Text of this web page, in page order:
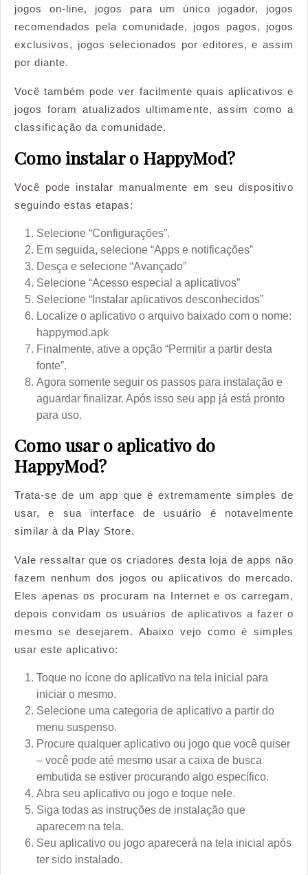
jogos on-line, jogos para um único jogador, jogos
recomendados pela comunidade, jogos pagos, jogos
exclusivos, jogos selecionados por editores, e assim
por diante.
Você também pode ver facilmente quais aplicativos e
jogos foram atualizados ultimamente, assim como a
classificação da comunidade.
Como instalar o HappyMod?
Você pode instalar manualmente em seu dispositivo
seguindo estas etapas:
Selecione “Configurações”.
Em seguida, selecione “Apps e notificações”
Desça e selecione “Avançado”
Selecione “Acesso especial a aplicativos”
Selecione “Instalar aplicativos desconhecidos”
Localize o aplicativo o arquivo baixado com o nome:
happymod.apk
Finalmente, ative a opção “Permitir a partir desta
fonte”.
Agora somente seguir os passos para instalação e
aguardar finalizar. Após isso seu app já está pronto
para uso.
Como usar o aplicativo do
HappyMod?
Trata-se de um app que é extremamente simples de
usar, e sua interface de usuário é notavelmente
similar à da Play Store.
Vale ressaltar que os criadores desta loja de apps não
fazem nenhum dos jogos ou aplicativos do mercado.
Eles apenas os procuram na Internet e os carregam,
depois convidam os usuários de aplicativos a fazer o
mesmo se desejarem. Abaixo vejo como é simples
usar este aplicativo:
Toque no ícone do aplicativo na tela inicial para
iniciar o mesmo.
Selecione uma categoria de aplicativo a partir do
menu suspenso.
Procure qualquer aplicativo ou jogo que você quiser
– você pode até mesmo usar a caixa de busca
embutida se estiver procurando algo específico.
Abra seu aplicativo ou jogo e toque nele.
Siga todas as instruções de instalação que
aparecem na tela.
Seu aplicativo ou jogo aparecerá na tela inicial após
ter sido instalado.